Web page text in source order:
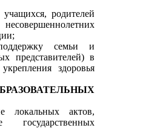
родителей
поддержку семьи и
представителей) в
здоровья
локальных актов,